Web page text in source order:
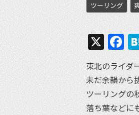
ツーリング
X
東北のライダ
未だ余韻から
ツーリングの
落ち葉などに